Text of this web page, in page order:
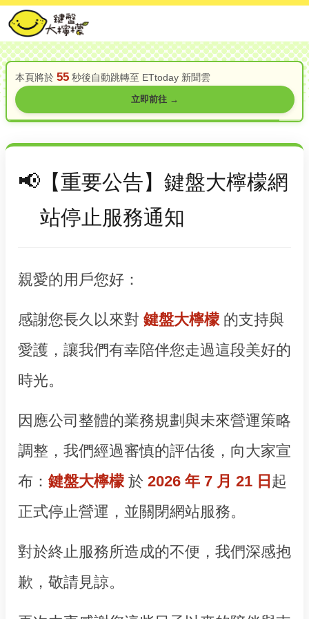
本頁將於 55秒後自動跳轉至 ETtoday 新聞雲
立即前往 →
【重要公告】鍵盤大檸檬網
站停止服務通知
親愛的用戶您好：
感謝您長久以來對 鍵盤大檸檬的支持與
愛護，讓我們有幸陪伴您走過這段美好的
時光。
因應公司整體的業務規劃與未來營運策略
調整，我們經過審慎的評估後，向大家宣
布： 鍵盤大檸檬於 2026 年 7 月 21 日 起
正式停止營運，並關閉網站服務。
對於終止服務所造成的不便，我們深感抱
歉，敬請見諒。